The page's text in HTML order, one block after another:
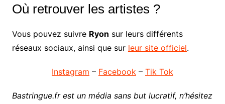
Où retrouver les artistes ?
Vous pouvez suivre Ryon sur leurs différents
réseaux sociaux, ainsi que sur leur site officiel.
Instagram – Facebook– Tik Tok
Bastringue.fr est un média sans but lucratif, n’hésitez